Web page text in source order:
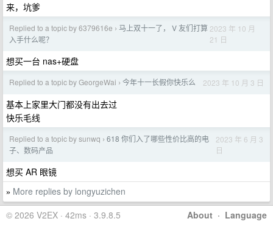
来，坑爹
Replied to a topic by 6379616e › 马上双十一了， V 友们打算
入手什么呢？
2023 年 10 月
21 日
想买一台 nas+硬盘
Replied to a topic by GeorgeWai › 今年十一长假你快乐么 2023 年 10 月 3 日
基本上家里大门都没有出去过
快乐毛线
Replied to a topic by sunwq › 618 你们入了哪些性价比高的电
子、数码产品
2023 年 6 月 3
日
想买 AR 眼镜
» More replies by longyuzichen
About · Language
© 2026 V2EX · 42ms · 3.9.8.5